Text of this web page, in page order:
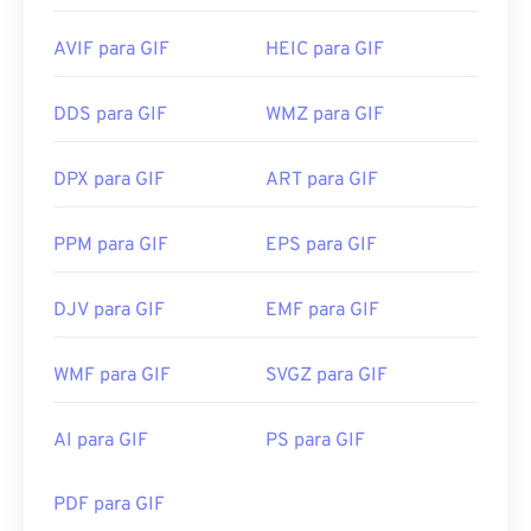
AVIF para GIF HEIC para GIF
DDS para GIF WMZ para GIF
DPX para GIF ART para GIF
PPM para GIF EPS para GIF
DJV para GIF EMF para GIF
WMF para GIF SVGZ para GIF
AI para GIF PS para GIF
PDF para GIF